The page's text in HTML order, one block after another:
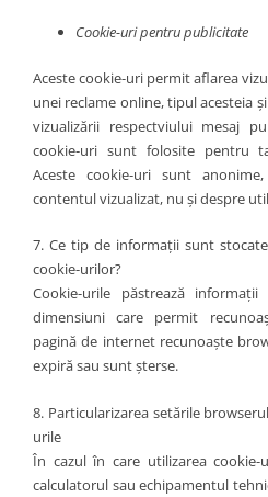
Cookie-uri pentru publicitate
Aceste cookie-uri permit aflarea
unei reclame online, tipul acesteia
vizualizării respectviului mesaj
cookie-uri sunt folosite pentru
Aceste cookie-uri sunt
contentul vizualizat, nu și despre
7. Ce tip de informații sunt
cookie-urilor?
Cookie-urile păstrează
dimensiuni care permit
pagină de internet recunoaște
expiră sau sunt șterse.
8. Particularizarea setările
urile
În cazul în care utilizarea
calculatorul sau echipamentul